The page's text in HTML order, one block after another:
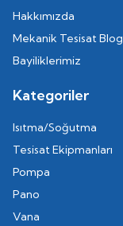
Hakkımızda
Mekanik Tesisat Blog
Bayiliklerimiz
Kategoriler
Isıtma/Soğutma
Tesisat Ekipmanları
Pompa
Pano
Vana